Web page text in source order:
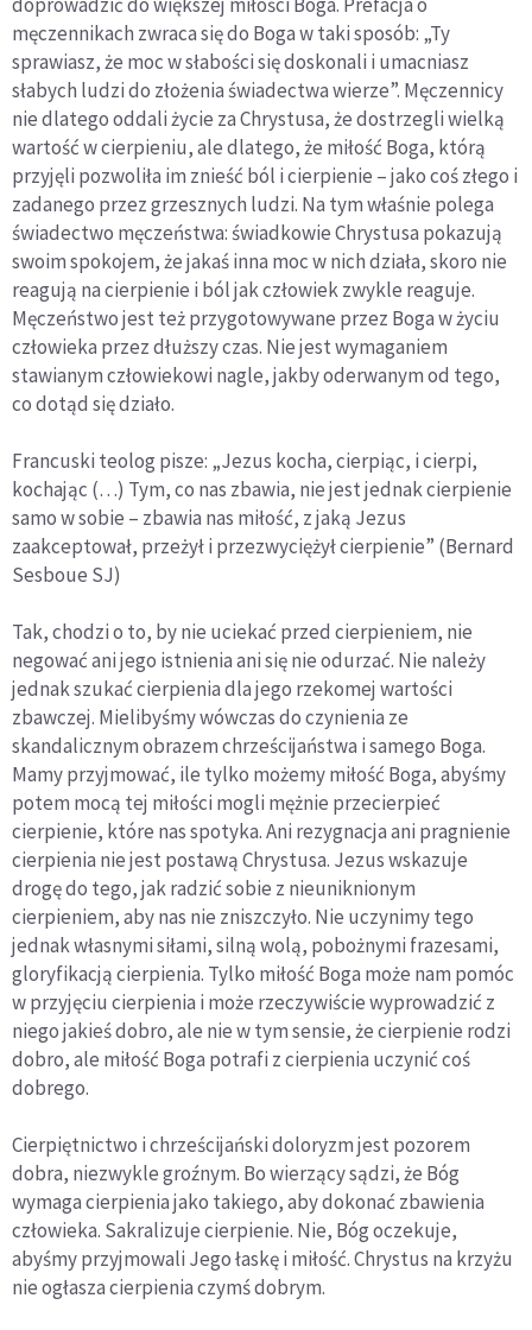
męczennikach zwraca się do Boga w taki sposób: „Ty
sprawiasz, że moc w słabości się doskonali i umacniasz
słabych ludzi do złożenia świadectwa wierze”. Męczennicy
nie dlatego oddali życie za Chrystusa, że dostrzegli wielką
wartość w cierpieniu, ale dlatego, że miłość Boga, którą
przyjęli pozwoliła im znieść ból i cierpienie – jako coś złego i
zadanego przez grzesznych ludzi. Na tym właśnie polega
świadectwo męczeństwa: świadkowie Chrystusa pokazują
swoim spokojem, że jakaś inna moc w nich działa, skoro nie
reagują na cierpienie i ból jak człowiek zwykle reaguje.
Męczeństwo jest też przygotowywane przez Boga w życiu
człowieka przez dłuższy czas. Nie jest wymaganiem
stawianym człowiekowi nagle, jakby oderwanym od tego,
co dotąd się działo.
Francuski teolog pisze: „Jezus kocha, cierpiąc, i cierpi,
kochając (…) Tym, co nas zbawia, nie jest jednak cierpienie
samo w sobie – zbawia nas miłość, z jaką Jezus
zaakceptował, przeżył i przezwyciężył cierpienie” (Bernard
Sesboue SJ)
Tak, chodzi o to, by nie uciekać przed cierpieniem, nie
negować ani jego istnienia ani się nie odurzać. Nie należy
jednak szukać cierpienia dla jego rzekomej wartości
zbawczej. Mielibyśmy wówczas do czynienia ze
skandalicznym obrazem chrześcijaństwa i samego Boga.
Mamy przyjmować, ile tylko możemy miłość Boga, abyśmy
potem mocą tej miłości mogli mężnie przecierpieć
cierpienie, które nas spotyka. Ani rezygnacja ani pragnienie
cierpienia nie jest postawą Chrystusa. Jezus wskazuje
drogę do tego, jak radzić sobie z nieuniknionym
cierpieniem, aby nas nie zniszczyło. Nie uczynimy tego
jednak własnymi siłami, silną wolą, pobożnymi frazesami,
gloryfikacją cierpienia. Tylko miłość Boga może nam pomóc
w przyjęciu cierpienia i może rzeczywiście wyprowadzić z
niego jakieś dobro, ale nie w tym sensie, że cierpienie rodzi
dobro, ale miłość Boga potrafi z cierpienia uczynić coś
dobrego.
Cierpiętnictwo i chrześcijański doloryzm jest pozorem
dobra, niezwykle groźnym. Bo wierzący sądzi, że Bóg
wymaga cierpienia jako takiego, aby dokonać zbawienia
człowieka. Sakralizuje cierpienie. Nie, Bóg oczekuje,
abyśmy przyjmowali Jego łaskę i miłość. Chrystus na krzyżu
nie ogłasza cierpienia czymś dobrym.